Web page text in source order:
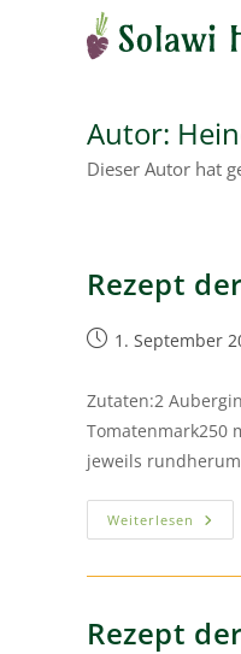
Autor:
Dieser Autor hat
Rezept
1. September
Zutaten:2
Tomatenmark250
jeweils
Weiterlesen
Rezept